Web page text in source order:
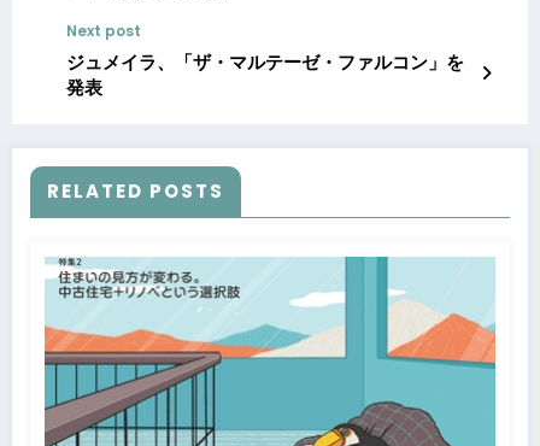
Next post
ジュメイラ、「ザ・マルテーゼ・ファルコン」を
発表
RELATED POSTS